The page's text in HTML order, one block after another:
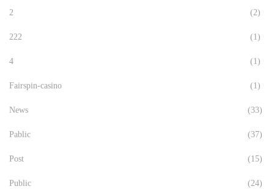
2 (2)
222 (1)
4 (1)
Fairspin-casino (1)
News (33)
Pablic (37)
Post (15)
Public (24)